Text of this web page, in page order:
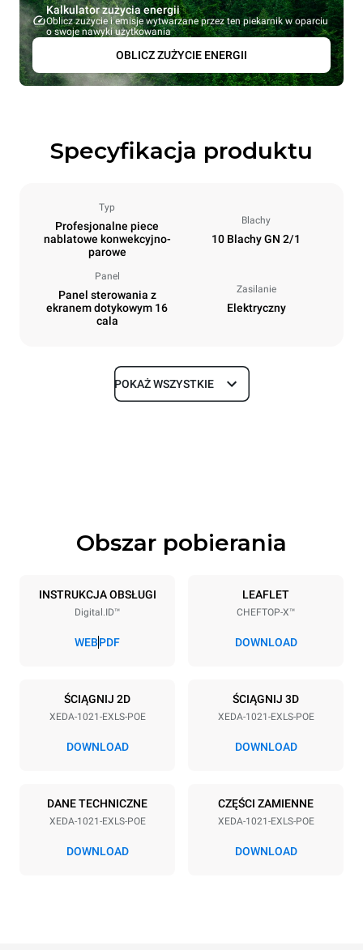
Kalkulator zużycia energii
Oblicz zużycie i emisje wytwarzane przez ten piekarnik w oparciu
o swoje nawyki użytkowania
OBLICZ ZUŻYCIE ENERGII
Specyfikacja produktu
Typ
Profesjonalne piece
nablatowe konwekcyjno-
parowe
Blachy
10 Blachy GN 2/1
Panel
Panel sterowania z
ekranem dotykowym 16
cala
Zasilanie
Elektryczny
Rozmiar
Specyfikacje blach
10 GN 2/1
Rozstaw blach
380-415V 3N~ / 220-240V
3~
35,8 kW
50 / 60 Hz NIE ZAWIERA
POKAŻ WSZYSTKIE
Obszar pobierania
INSTRUKCJA OBSŁUGI
Digital.ID™
WEBPDF
LEAFLET
CHEFTOP-X™
DOWNLOAD
ŚCIĄGNIJ 2D
XEDA-1021-EXLS-POE
DOWNLOAD
ŚCIĄGNIJ 3D
XEDA-1021-EXLS-POE
DOWNLOAD
DANE TECHNICZNE
XEDA-1021-EXLS-POE
DOWNLOAD
CZĘŚCI ZAMIENNE
XEDA-1021-EXLS-POE
DOWNLOAD